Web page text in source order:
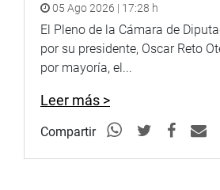
05 Ago 2026 | 17:28 h
El Pleno de la Cámara de
por su presidente, Oscar Reto
por mayoría, el...
Leer más >
Compartir